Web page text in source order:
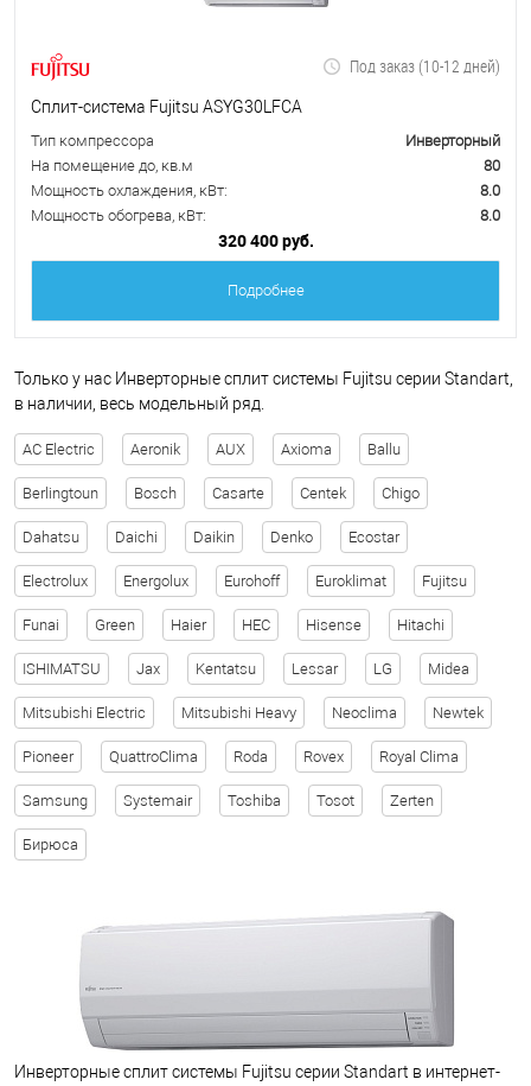
AC Electric Aeronik AUX Axioma Ballu
Berlingtoun Bosch Casarte Centek Chigo
Dahatsu Daichi Daikin Denko Ecostar
Electrolux Energolux Eurohoff Euroklimat Fujitsu
Funai Green Haier HEC Hisense Hitachi
ISHIMATSU Jax Kentatsu Lessar LG Midea
Mitsubishi Electric Mitsubishi Heavy Neoclima Newtek
Pioneer QuattroClima Roda Rovex Royal Clima
Samsung Systemair Toshiba Tosot Zerten
Бирюса
Под заказ (10-12 дней)
Сплит-система Fujitsu ASYG30LFCA
Тип компрессора
Инверторный
На помещение до, кв.м
80
Мощность охлаждения, кВт:
8.0
Мощность обогрева, кВт:
8.0
320 400 руб.
Подробнее
Инверторные сплит системы Fujitsu серии Standart в интернет-
Только у нас Инверторные сплит системы Fujitsu серии Standart,
в наличии, весь модельный ряд.